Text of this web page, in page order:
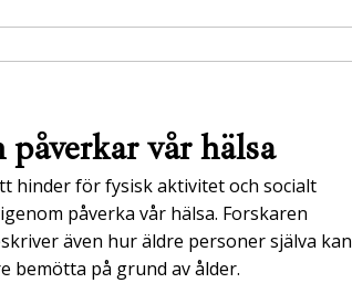
vår hälsa
hinder för fysisk aktivitet och socialt
påverka vår hälsa. Forskaren
även hur äldre personer själva kan
bemötta på grund av ålder.